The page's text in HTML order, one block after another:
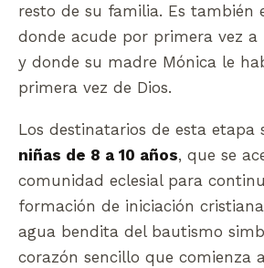
resto de su familia. Es también
donde acude por primera vez a
y donde su madre Mónica le
primera vez de Dios.
Los destinatarios de esta etapa
niñas de 8 a 10 años, que se
comunidad eclesial para
formación de iniciación
agua bendita del bautismo
corazón sencillo que comienza